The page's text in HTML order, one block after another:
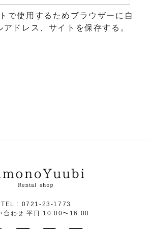
で使用するためブラウザーに自
ドレス、サイトを保存する。
TEL : 0721-23-1773
合わせ 平日 10:00〜16:00